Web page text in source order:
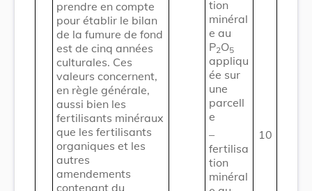
prendre en compte
pour établir le bilan
de la fumure de fond
est de cinq années
culturales. Ces
valeurs concernent,
en règle générale,
aussi bien les
fertilisants minéraux
que les fertilisants
organiques et les
autres
amendements
contenant du
tion
minéral
e au
P2O5
appliqu
ée sur
une
parcell
e
–
fertilisa
tion
minéral
10